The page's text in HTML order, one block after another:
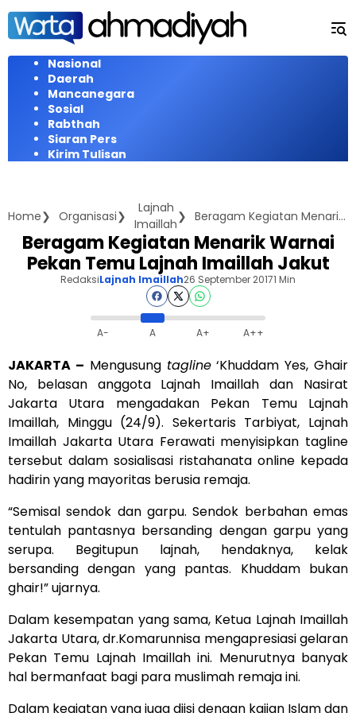
Langsung
konten
Nasional
Daerah
Mancanegara
Sosial
Rabthah
Siaran Pers
Kirim Tulisan
Home Organisasi
Lajnah
Imaillah
Beragam Kegiatan Menarik Warnai Pekan Temu Lajnah Imaillah Jakut
Beragam Kegiatan Menarik Warnai
Pekan Temu Lajnah Imaillah Jakut
RedaksiLajnah Imaillah26 September 20171 Min
A- A A+ A++
JAKARTA – Mengusung tagline‘Khuddam Yes, Ghair
No, belasan anggota Lajnah Imaillah dan Nasirat
Jakarta Utara mengadakan Pekan Temu Lajnah
Imaillah, Minggu (24/9). Sekertaris Tarbiyat, Lajnah
Imaillah Jakarta Utara Ferawati menyisipkan tagline
tersebut dalam sosialisasi ristahanata online kepada
hadirin yang mayoritas berusia remaja.
“Semisal sendok dan garpu. Sendok berbahan emas
tentulah pantasnya bersanding dengan garpu yang
serupa. Begitupun lajnah, hendaknya, kelak
bersanding dengan yang pantas. Khuddam bukan
ghair!” ujarnya.
Dalam kesempatan yang sama, Ketua Lajnah Imaillah
Jakarta Utara, dr.Komarunnisa mengapresiasi gelaran
Pekan Temu Lajnah Imaillah ini. Menurutnya banyak
hal bermanfaat bagi para muslimah remaja ini.
Dalam kegiatan yang juga diisi dengan kajian Islam dan